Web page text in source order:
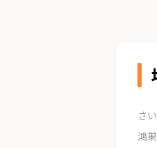
さ
鴻